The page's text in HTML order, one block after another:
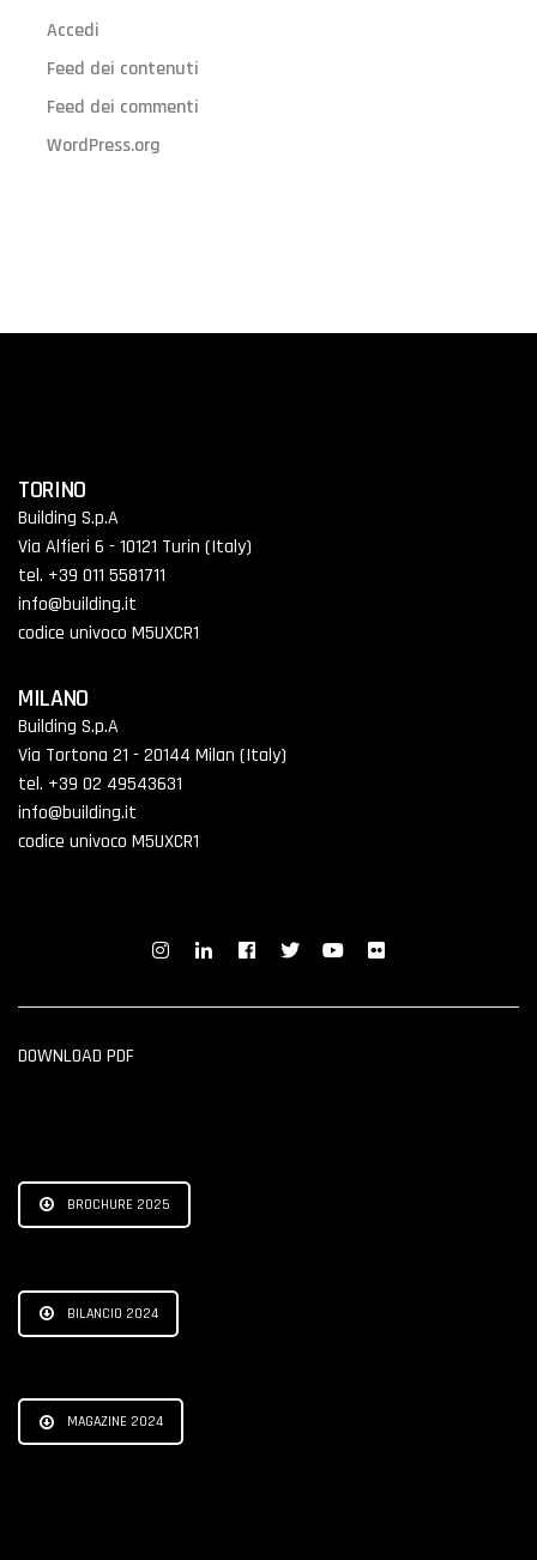
Accedi
Feed dei contenuti
Feed dei commenti
WordPress.org
TORINO
Building S.p.A
Via Alfieri 6 - 10121 Turin (Italy)
tel. +39 011 5581711
info@building.it
codice univoco M5UXCR1
MILANO
Building S.p.A
Via Tortona 21 - 20144 Milan (Italy)
tel. +39 02 49543631
info@building.it
codice univoco M5UXCR1
DOWNLOAD PDF
BROCHURE 2025
BILANCIO 2024
MAGAZINE 2024